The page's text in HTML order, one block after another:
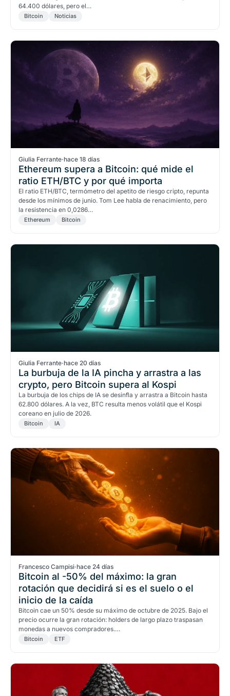
64.400 dólares, pero el…
Bitcoin Noticias
Giulia Ferrante·hace 18 días
Ethereum supera a Bitcoin: qué mide el
ratio ETH/BTC y por qué importa
El ratio ETH/BTC, termómetro del apetito de riesgo cripto, repunta
desde los mínimos de junio. Tom Lee habla de renacimiento, pero
la resistencia en 0,0286…
Ethereum Bitcoin
Giulia Ferrante·hace 20 días
La burbuja de la IA pincha y arrastra a las
crypto, pero Bitcoin supera al Kospi
La burbuja de los chips de IA se desinfla y arrastra a Bitcoin hasta
62.800 dólares. A la vez, BTC resulta menos volátil que el Kospi
coreano en julio de 2026.
Bitcoin IA
Francesco Campisi·hace 24 días
Bitcoin al -50% del máximo: la gran
rotación que decidirá si es el suelo o el
inicio de la caída
Bitcoin cae un 50% desde su máximo de octubre de 2025. Bajo el
precio ocurre la gran rotación: holders de largo plazo traspasan
monedas a nuevos compradores.…
Bitcoin ETF